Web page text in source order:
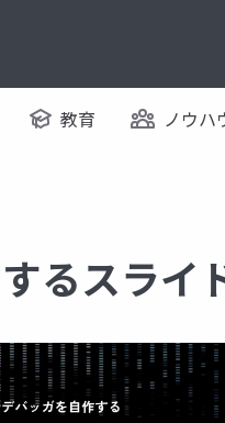
教育 ノウハ
るスライ